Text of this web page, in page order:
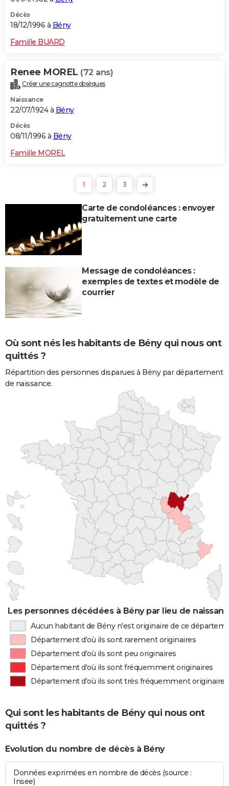
Décès
18/12/1996 à Bény
Famille BUARD
Renee MOREL (72 ans)
Créer une cagnotte obsèques
Naissance
22/07/1924 à Bény
Décès
08/11/1996 à Bény
Famille MOREL
1 2 3
Carte de condoléances : envoyer
gratuitement une carte
Message de condoléances :
exemples de textes et modèle de
courrier
Où sont nés les habitants de Bény qui nous ont
quittés ?
Répartition des personnes disparues à Bény par département
de naissance.
Les personnes décédées à Bény par lieu de
Aucun habitant de Bény n'est originaire de ce
Département d'où ils sont rarement originaires
Département d'où ils sont peu originaires
Département d'où ils sont fréquemment originaires
Département d'où ils sont très fréquemment originaires
Qui sont les habitants de Bény qui nous ont
quittés ?
Evolution du nombre de décès à Bény
Données exprimées en nombre de décès (source :
Insee)